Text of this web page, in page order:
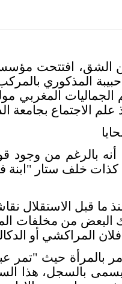
المذكوري
المغربي
بجامعة
أنه بالرغم من وجود
كذات خلف ستار
قبل الاستقلال
من مخلفات
المراكشي أو
بالمرأة حيث
بالسجل، هذا